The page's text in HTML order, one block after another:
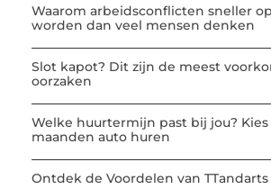
Waarom arbeidsconflicten sneller
worden dan veel mensen denken
Slot kapot? Dit zijn de meest
oorzaken
Welke huurtermijn past bij jou? Kies
maanden auto huren
Ontdek de Voordelen van